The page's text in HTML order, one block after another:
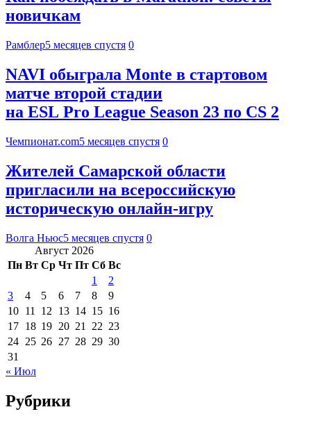
новичкам
Рамблер5 месяцев спустя 0
NAVI обыграла Monte в стартовом
матче второй стадии
на ESL Pro League Season 23 по CS 2
Чемпионат.com5 месяцев спустя 0
Жителей Самарской области
пригласили на всероссийскую
историческую онлайн-игру
Волга Ньюс5 месяцев спустя 0
Август 2026
Пн Вт Ср Чт Пт Сб Вс
1
2
3
4 5 6 7 8
9
10 11 12 13 14 15 16
17 18 19 20 21 22 23
24 25 26 27 28 29 30
31
« Июл
Рубрики